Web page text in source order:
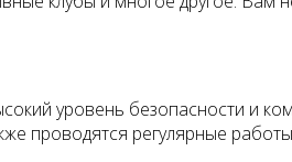
уровень безопасности и
проводятся регулярные